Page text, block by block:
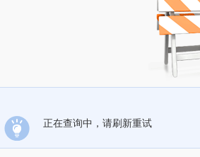
正在查询中，请刷新重试